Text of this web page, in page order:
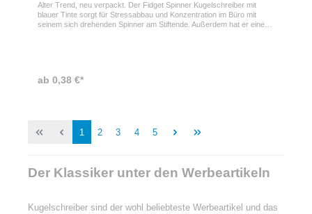
Alter Trend, neu verpackt. Der Fidget Spinner Kugelschreiber mit
blauer Tinte sorgt für Stressabbau und Konzentration im Büro mit
seinem sich drehenden Spinner am Stiftende. Außerdem hat er einen
aus Bambus hergestellt.
ab 0,38 €*
1 2 3 4 5
Der Klassiker unter den Werbeartikeln
Kugelschreiber sind der wohl beliebteste Werbeartikel und das